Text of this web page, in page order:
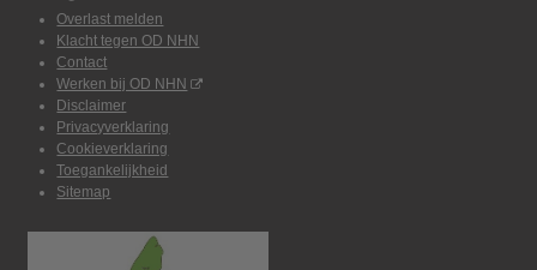
Overlast melden
Klacht tegen OD NHN
Contact
Werken bij OD NHN
Disclaimer
Privacyverklaring
Cookieverklaring
Toegankelijkheid
Sitemap